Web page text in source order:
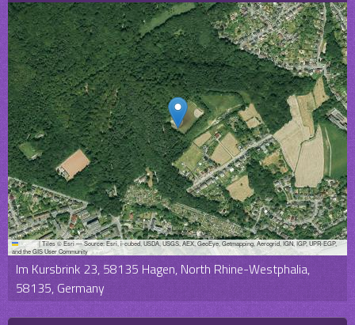
Leaflet |Tiles © Esri — Source: Esri, i-cubed, USDA, USGS, AEX, GeoEye, Getmapping, Aerogrid, IGN, IGP, UPR-EGP,
and the GIS User Community
Im Kursbrink 23, 58135 Hagen, North Rhine-Westphalia,
58135, Germany